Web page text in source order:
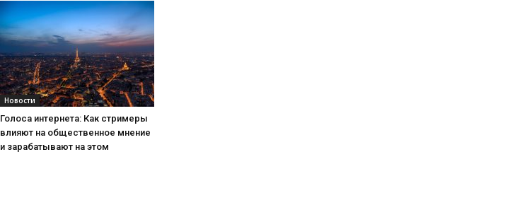
Новости
Голоса интернета: Как стримеры
влияют на общественное мнение
и зарабатывают на этом